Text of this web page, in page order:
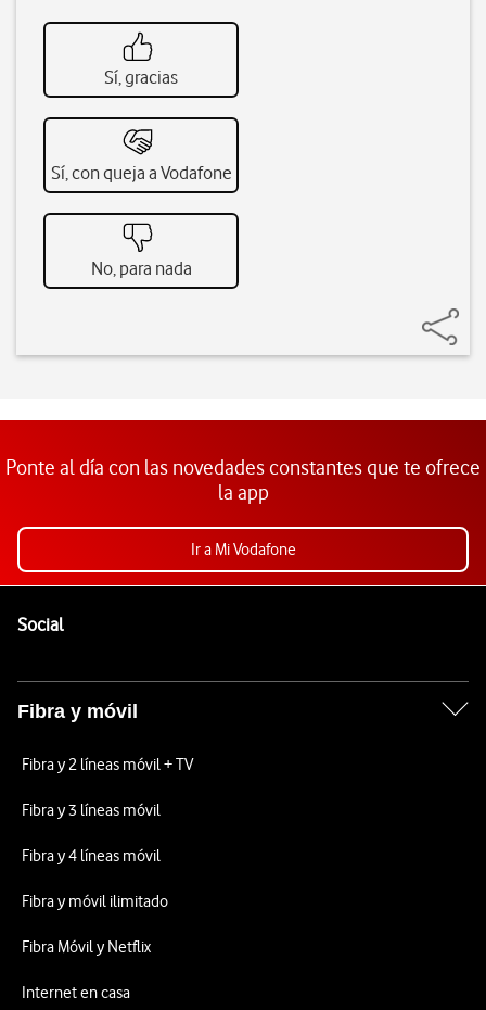
Sí, gracias
Sí, con queja a Vodafone
No, para nada
Ponte al día con las novedades constantes que te ofrece
la app
Ir a Mi Vodafone
SocialEnlaces a las redes sociales de Vodafone
Fibra y móvil
Fibra y 2 líneas móvil + TV
Fibra y 3 líneas móvil
Fibra y 4 líneas móvil
Fibra y móvil ilimitado
Fibra Móvil y Netflix
Internet en casa